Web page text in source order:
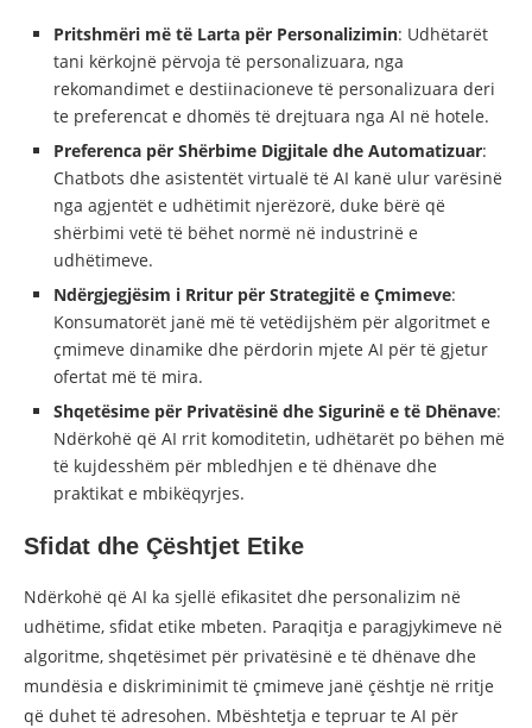
Pritshmëri më të Larta për Personalizimin: Udhëtarët
tani kërkojnë përvoja të personalizuara, nga
rekomandimet e destiinacioneve të personalizuara deri
te preferencat e dhomës të drejtuara nga AI në hotele.
Preferenca për Shërbime Digjitale dhe Automatizuar:
Chatbots dhe asistentët virtualë të AI kanë ulur varësinë
nga agjentët e udhëtimit njerëzorë, duke bërë që
shërbimi vetë të bëhet normë në industrinë e
udhëtimeve.
Ndërgjegjësim i Rritur për Strategjitë e Çmimeve:
Konsumatorët janë më të vetëdijshëm për algoritmet e
çmimeve dinamike dhe përdorin mjete AI për të gjetur
ofertat më të mira.
Shqetësime për Privatësinë dhe Sigurinë e të Dhënave:
Ndërkohë që AI rrit komoditetin, udhëtarët po bëhen më
të kujdesshëm për mbledhjen e të dhënave dhe
praktikat e mbikëqyrjes.
Sfidat dhe Çështjet Etike
Ndërkohë që AI ka sjellë efikasitet dhe personalizim në
udhëtime, sfidat etike mbeten. Paraqitja e paragjykimeve në
algoritme, shqetësimet për privatësinë e të dhënave dhe
mundësia e diskriminimit të çmimeve janë çështje në rritje
që duhet të adresohen. Mbështetja e tepruar te AI për